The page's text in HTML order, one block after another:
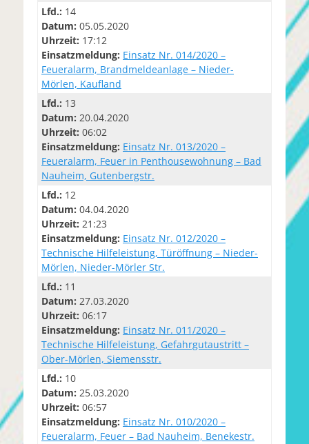
Lfd.: 14
Datum: 05.05.2020
Uhrzeit: 17:12
Einsatzmeldung: Einsatz Nr. 014/2020 –
Feueralarm, Brandmeldeanlage – Nieder-
Mörlen, Kaufland
Lfd.: 13
Datum: 20.04.2020
Uhrzeit: 06:02
Einsatzmeldung: Einsatz Nr. 013/2020 –
Feueralarm, Feuer in Penthousewohnung – Bad
Nauheim, Gutenbergstr.
Lfd.: 12
Datum: 04.04.2020
Uhrzeit: 21:23
Einsatzmeldung: Einsatz Nr. 012/2020 –
Technische Hilfeleistung, Türöffnung – Nieder-
Mörlen, Nieder-Mörler Str.
Lfd.: 11
Datum: 27.03.2020
Uhrzeit: 06:17
Einsatzmeldung: Einsatz Nr. 011/2020 –
Technische Hilfeleistung, Gefahrgutaustritt –
Ober-Mörlen, Siemensstr.
Lfd.: 10
Datum: 25.03.2020
Uhrzeit: 06:57
Einsatzmeldung: Einsatz Nr. 010/2020 –
Feueralarm, Feuer – Bad Nauheim, Benekestr.